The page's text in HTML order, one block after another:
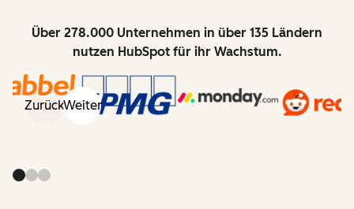
Über 278.000 Unternehmen in über 135 Ländern
nutzen HubSpot für ihr Wachstum.
ZurückWeiter